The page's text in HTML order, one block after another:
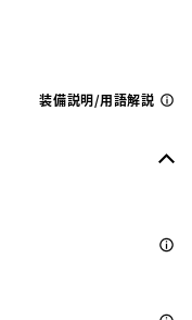
装備説明/用語解説